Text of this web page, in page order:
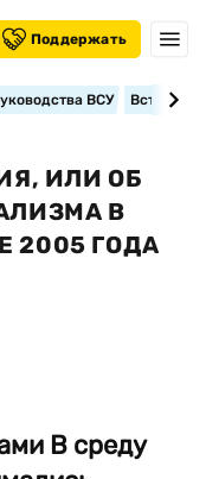
Поддержать
ВСУ
ИЛИ ОБ
В
2005 ГОДА
В среду